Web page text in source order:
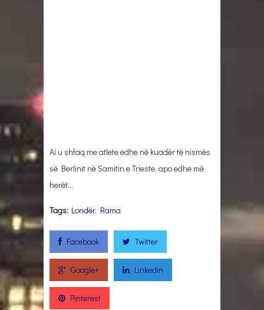
Ai u shfaq me atlete edhe në kuadër të nismës
së Berlinit në Samitin e Trieste, apo edhe më
herët…
Tags: Londër, Rama
Facebook Twitter
Google+ Linkedin
Pinterest